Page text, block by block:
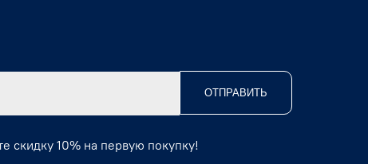
ОТПРАВИТЬ
скидку 10% на первую покупку!